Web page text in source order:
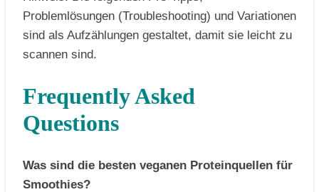
Problemlösungen (Troubleshooting) und Variationen
sind als Aufzählungen gestaltet, damit sie leicht zu
scannen sind.
Frequently Asked
Questions
Was sind die besten veganen Proteinquellen für
Smoothies?